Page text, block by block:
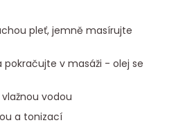
pleť, jemně masírujte
pokračujte v masáži - olej se
vodou
a tonizací